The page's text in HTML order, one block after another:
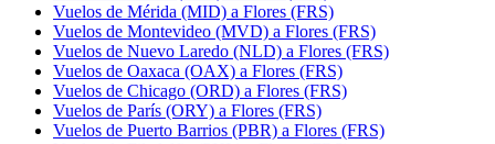
Vuelos de Mérida (MID) a Flores (FRS)
Vuelos de Montevideo (MVD) a Flores (FRS)
Vuelos de Nuevo Laredo (NLD) a Flores (FRS)
Vuelos de Oaxaca (OAX) a Flores (FRS)
Vuelos de Chicago (ORD) a Flores (FRS)
Vuelos de París (ORY) a Flores (FRS)
Vuelos de Puerto Barrios (PBR) a Flores (FRS)